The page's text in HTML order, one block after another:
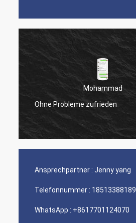
Mohammad
Ohne Probleme zufrieden
Ansprechpartner : Jenny yang
Telefonnummer : 18513388189
WhatsApp : +8617701124070